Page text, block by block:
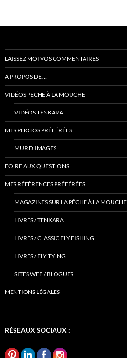
LAISSEZ MOI VOS COMMENTAIRES
A PROPOS DE …
VIDÉOS PÊCHE À LA MOUCHE
VIDÉOS TENKARA
MES PHOTOS PRÉFÉRÉES
MUR D’IMAGES
FOIRE AUX QUESTIONS
MES RÉFÉRENCES PRÉFÉRÉES
MAGAZINES SUR LA PÊCHE À LA MOUCHE
LIVRES / TENKARA
LIVRES / CLASSIC FLY FISHING
LIVRES / FLY TYING
SITES WEB / BLOGUES
MENTIONS LÉGALES
RÉSEAUX SOCIAUX :